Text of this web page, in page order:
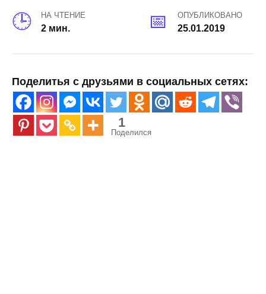
НА ЧТЕНИЕ
2 мин.
ОПУБЛИКОВАНО
25.01.2019
Поделитья с друзьями в социальных сетях:
1
Поделился